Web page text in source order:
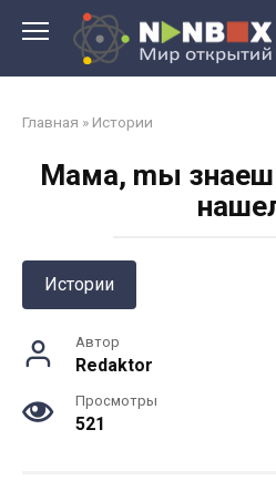
Главная » Истории
Maмa, mы
Истории
Автор
Redaktor
Просмотры
521